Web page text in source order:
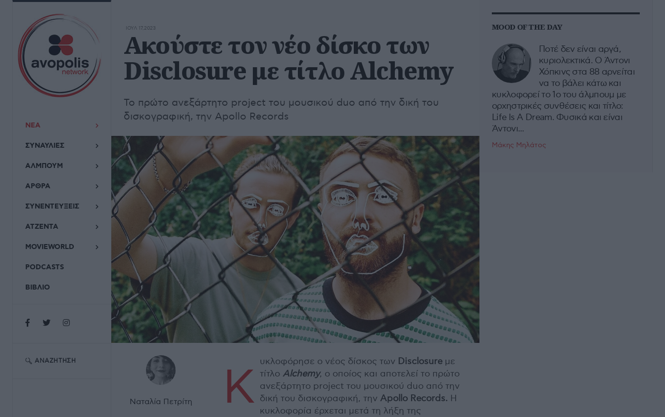
ΝΕΑ
ΣΥΝΑΥΛΙΕΣ
ΑΛΜΠΟΥΜ
ΑΡΘΡΑ
ΣΥΝΕΝΤΕΥΞΕΙΣ
ΑΤΖΕΝΤΑ
MOVIEWORLD
PODCASTS
ΒΙΒΛΙΟ
ΑΝΑΖΉΤΗΣΗ
ΙΟΥΛ 17,2023
Ακούστε τον νέο δίσκο των
Disclosure με τίτλο Alchemy
Το πρώτο ανεξάρτητο project του μουσικού duo από την δική του
δισκογραφική, την Apollo Records
Ναταλία Πετρίτη Κ υκλοφόρησε ο νέος δίσκος των Disclosure με
τίτλο Alchemy, ο οποίος και αποτελεί το πρώτο
ανεξάρτητο project του μουσικού duo από την
δική του δισκογραφική, την Apollo Records. Η
κυκλοφορία έρχεται μετά τη λήξη της
MOOD OF THE DAY
Ποτέ δεν είναι αργά,
κυριολεκτικά. Ο Άντονι
Χόπκινς στα 88 αρνείται
να το βάλει κάτω και
κυκλοφορεί το 1ο του άλμπουμ με
ορχηστρικές συνθέσεις και τίτλο:
Life Is A Dream. Φυσικά και είναι
Άντονι...
Μάκης Μηλάτος